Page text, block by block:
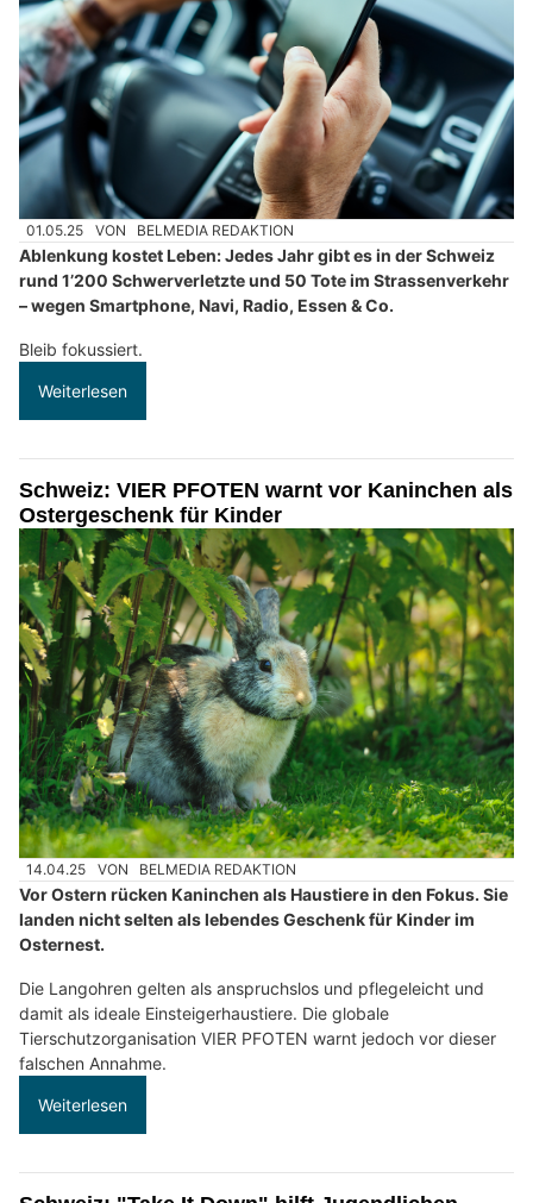
01.05.25 VON BELMEDIA REDAKTION
Ablenkung kostet Leben: Jedes Jahr gibt es in der Schweiz
rund 1’200 Schwerverletzte und 50 Tote im Strassenverkehr
– wegen Smartphone, Navi, Radio, Essen & Co.
Bleib fokussiert.
Weiterlesen
Schweiz: VIER PFOTEN warnt vor Kaninchen als
Ostergeschenk für Kinder
14.04.25 VON BELMEDIA REDAKTION
Vor Ostern rücken Kaninchen als Haustiere in den Fokus. Sie
landen nicht selten als lebendes Geschenk für Kinder im
Osternest.
Die Langohren gelten als anspruchslos und pflegeleicht und
damit als ideale Einsteigerhaustiere. Die globale
Tierschutzorganisation VIER PFOTEN warnt jedoch vor dieser
falschen Annahme.
Weiterlesen